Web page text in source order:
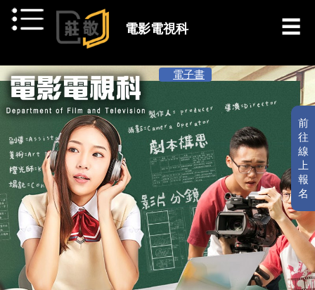
跳到主要內容
電影電視科
前
往
線
上
報
名
電子書